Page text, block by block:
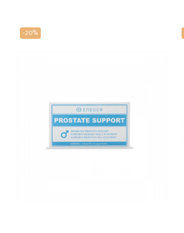
-20%